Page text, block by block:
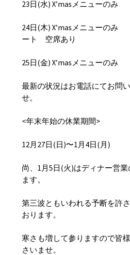
23日(水) X’masメニューの
24日(木) X’masメニューのみ
ート 空席あり
25日(金) X’masメニューの
最新の状況はお電話にてお問
せ。
<年末年始の休業期間>
12月27日(日)〜1月4日(月)
尚、1月5日(火)はディナー営
ます。
第三波ともいわれる予断を許
おります。
寒さも増して参りますので皆
さいませ。